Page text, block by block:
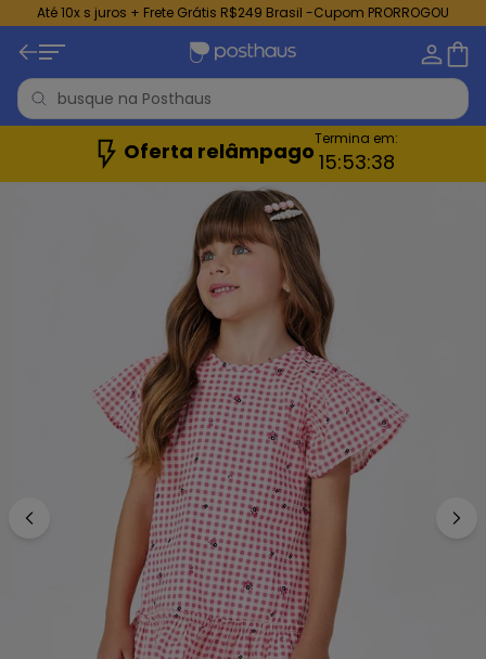
Até 10x s juros + Frete Grátis R$249 Brasil -Cupom PRORROGOU
Oferta relâmpagoTermina em:
15:53:36